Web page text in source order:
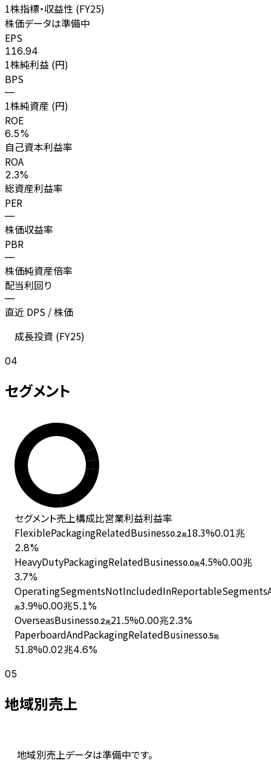
1株指標・収益性 (FY25)
株価データは準備中
EPS
116.94
1株純利益 (円)
BPS
—
1株純資産 (円)
ROE
6.5%
自己資本利益率
ROA
2.3%
総資産利益率
PER
—
株価収益率
PBR
—
株価純資産倍率
配当利回り
—
直近 DPS / 株価
成長投資 (FY25)
04
セグメント
セグメント売上構成比営業利益利益率
FlexiblePackagingRelatedBusiness0.2兆18.3%0.01兆
2.8%
HeavyDutyPackagingRelatedBusiness0.0兆4.5%0.00兆
3.7%
兆3.9%0.00兆5.1%
OverseasBusiness0.2兆21.5%0.00兆2.3%
PaperboardAndPackagingRelatedBusiness0.5兆
51.8%0.02兆4.6%
05
地域別売上
地域別売上データは準備中です。